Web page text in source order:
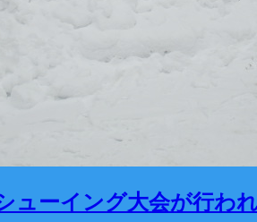
ューイング大会が行わ